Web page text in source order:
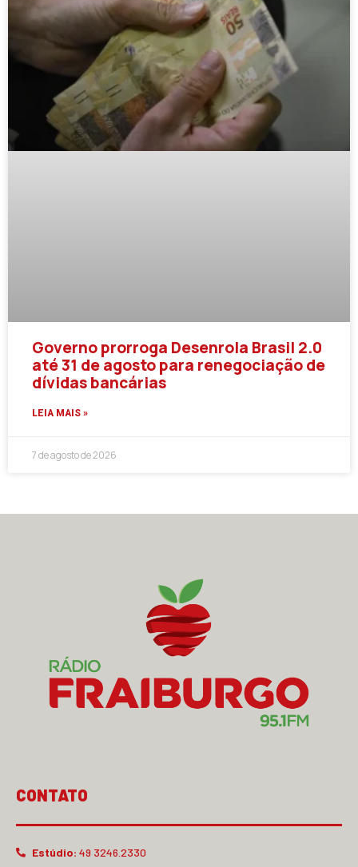
Governo prorroga Desenrola Brasil 2.0
até 31 de agosto para renegociação de
dívidas bancárias
LEIA MAIS »
7 de agosto de 2026
CONTATO
Estúdio: 49 3246.2330